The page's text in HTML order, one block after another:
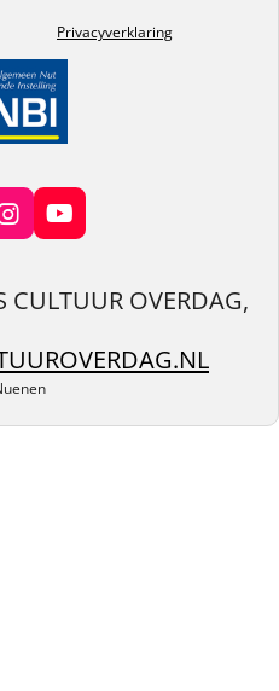
Privacyverklaring
I
n
a
r
a
Y
o
T
u
e
CULTUUR OVERDAG,